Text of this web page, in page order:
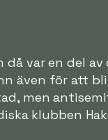
var en del
även för att
men
klubben